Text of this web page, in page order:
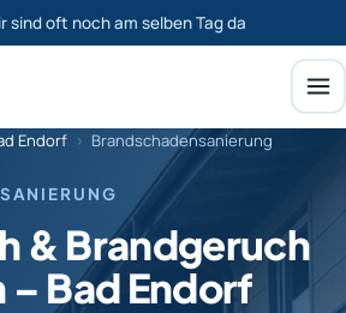
sind oft noch am selben Tag da
Endorf › Brandschadensanierung
& Brandgeruch
Bad Endorf